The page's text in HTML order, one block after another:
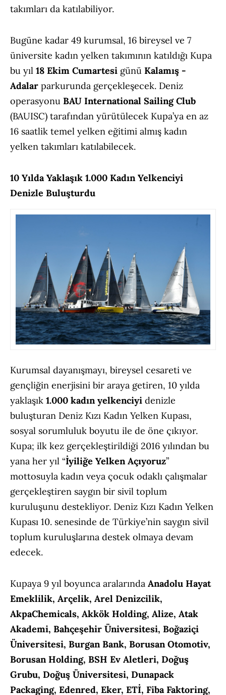
takımları da katılabiliyor.
Bugüne kadar 49 kurumsal, 16 bireysel ve 7
üniversite kadın yelken takımının katıldığı Kupa
bu yıl 18 Ekim Cumartesi günü Kalamış -
Adalar parkurunda gerçekleşecek. Deniz
operasyonu BAU International Sailing Club
(BAUISC) tarafından yürütülecek Kupa’ya en az
16 saatlik temel yelken eğitimi almış kadın
yelken takımları katılabilecek.
10 Yılda Yaklaşık 1.000 Kadın Yelkenciyi
Denizle Buluşturdu
Kurumsal dayanışmayı, bireysel cesareti ve
gençliğin enerjisini bir araya getiren, 10 yılda
yaklaşık 1.000 kadın yelkenciyi denizle
buluşturan Deniz Kızı Kadın Yelken Kupası,
sosyal sorumluluk boyutu ile de öne çıkıyor.
Kupa; ilk kez gerçekleştirildiği 2016 yılından bu
yana her yıl “İyiliğe Yelken Açıyoruz”
mottosuyla kadın veya çocuk odaklı çalışmalar
gerçekleştiren saygın bir sivil toplum
kuruluşunu destekliyor. Deniz Kızı Kadın Yelken
Kupası 10. senesinde de Türkiye’nin saygın sivil
toplum kuruluşlarına destek olmaya devam
edecek.
Kupaya 9 yıl boyunca aralarında Anadolu Hayat
Emeklilik, Arçelik, Arel Denizcilik,
AkpaChemicals, Akkök Holding, Alize, Atak
Akademi, Bahçeşehir Üniversitesi, Boğaziçi
Üniversitesi, Burgan Bank, Borusan Otomotiv,
Borusan Holding, BSH Ev Aletleri, Doğuş
Grubu, Doğuş Üniversitesi, Dunapack
Packaging, Edenred, Eker, ETİ, Fiba Faktoring,